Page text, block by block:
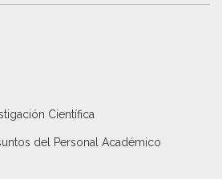
Científica
del Personal Académico